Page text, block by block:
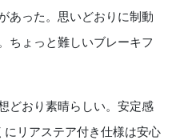
あった。思いどおりに制動
ちょっと難しいブレーキフ
どおり素晴らしい。安定感
リアステア付き仕様は安心